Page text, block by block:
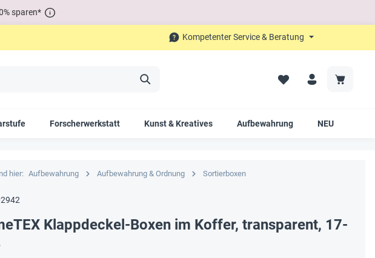
sparen*
Kompetenter Service & Beratung
Forscherwerkstatt Kunst & Kreatives Aufbewahrung NEU
hier: Aufbewahrung Aufbewahrung & Ordnung Sortierboxen
Klappdeckel-Boxen im Koffer, transparent, 17-